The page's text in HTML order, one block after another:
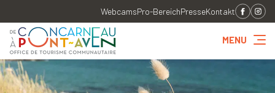
WebcamsPro-BereichPresseKontakt
MENU